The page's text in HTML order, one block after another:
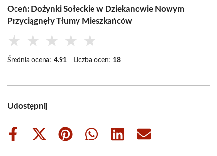
Oceń: Dożynki Sołeckie w Dziekanowie Nowym
Przyciągnęły Tłumy Mieszkańców
★ ★ ★ ★ ★
Średnia ocena: 4.91 Liczba ocen: 18
Udostępnij
Share
Share
Share
Share
Share
Share